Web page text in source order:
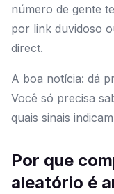
número de gente
por link duvidoso
direct.
A boa notícia: dá
Você só precisa
quais sinais
Por que
aleatório é